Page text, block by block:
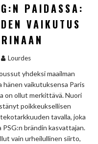
PAIDASSA:
VAIKUTUS
Lourdes
yhdeksi maailman
hänen vaikutuksensa Paris
on ollut merkittävä. Nuori
poikkeuksellisen
tavalla, joka
brändin kasvattajan.
vain urheilullinen siirto,